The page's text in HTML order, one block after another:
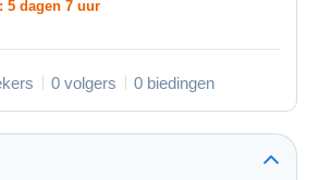
5 dagen 7 uur
0 volgers 0 biedingen